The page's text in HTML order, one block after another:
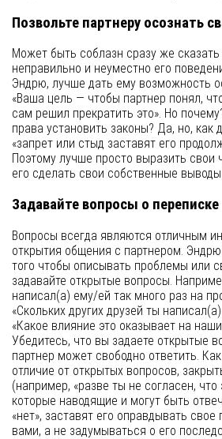
Позвольте партнеру осознать
Может быть соблазн сразу же сказать
неправильно и неуместно его
Эндрю, лучше дать ему возможность
«Ваша цель — чтобы партнер понял,
сам решил прекратить это». Но
права установить законы? Да, но, как
«запрет или стыд заставят его
Поэтому лучше просто выразить свои
его сделать свои собственные
Задавайте вопросы о переписке
Вопросы всегда являются отличным
открытия общения с партнером.
того чтобы описывать проблемы или
задавайте открытые вопросы.
написал(а) ему/ей так много раз на
«Скольких других друзей ты
«Какое влияние это оказывает на
Убедитесь, что вы задаете открытые
партнер может свободно ответить.
отличие от открытых вопросов,
(например, «разве ты не согласен, что
которые наводящие и могут быть
«нет», заставят его оправдывать свое
вами, а не задумываться о его